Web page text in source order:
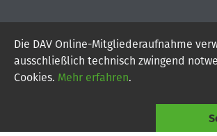
Die DAV Online-Mitgliederaufnahme
ausschließlich technisch zwingend
Cookies. Mehr erfahren.
© 2026Deutscher
Powered By Digital Vantage